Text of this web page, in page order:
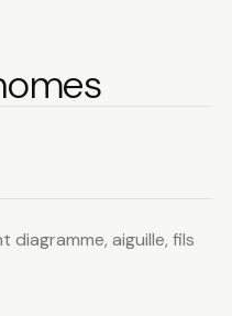
aiguille, fils